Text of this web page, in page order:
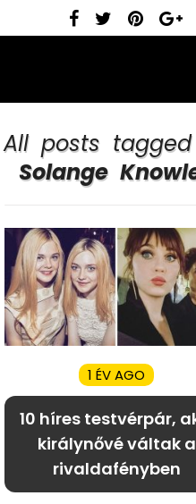
All posts
Solange
1 ÉV AGO
10 híres testvérpár,
királynővé váltak a
rivaldafényben